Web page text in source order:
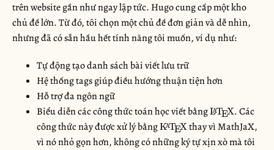
trên website gần như ngay lập tức. Hugo cung cấp một kho
chủ đề lớn. Từ đó, tôi chọn một chủ đề đơn giản và dễ nhìn,
nhưng đã có sẵn hầu hết tính năng tôi muốn, ví dụ như:
Tự động tạo danh sách bài viết lưu trữ
Hệ thống tags giúp điều hướng thuận tiện hơn
Hỗ trợ đa ngôn ngữ
Biểu diễn các công thức toán học viết bằng\LaTeX
LATEX. Các
công thức này được xử lý bằng\KaTeX
KATEXthay vì MathJaX,
vì nó nhỏ gọn hơn, không có những ký tự xịn xò mà tôi